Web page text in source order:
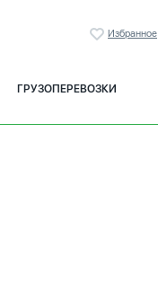
Избранное
ГРУЗОПЕРЕВОЗКИ